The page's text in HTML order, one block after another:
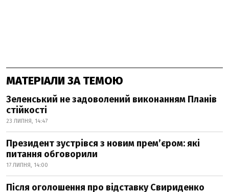
МАТЕРІАЛИ ЗА ТЕМОЮ
Зеленський не задоволений виконанням Планів
стійкості
23 ЛИПНЯ, 14:47
Президент зустрівся з новим прем’єром: які
питання обговорили
17 ЛИПНЯ, 14:00
Після оголошення про відставку Свириденко